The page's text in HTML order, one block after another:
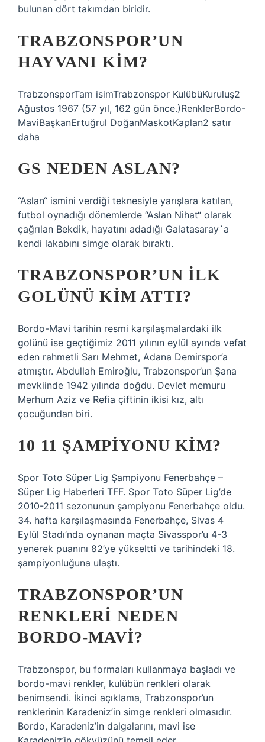
bulunan dört takımdan biridir.
TRABZONSPOR’UN
HAYVANI KIM?
TrabzonsporTam isimTrabzonspor KulübüKuruluş2
Ağustos 1967 (57 yıl, 162 gün önce.)RenklerBordo-
MaviBaşkanErtuğrul DoğanMaskotKaplan2 satır
daha
GS NEDEN ASLAN?
“Aslan“ ismini verdiği teknesiyle yarışlara katılan,
futbol oynadığı dönemlerde “Aslan Nihat“ olarak
çağrılan Bekdik, hayatını adadığı Galatasaray`a
kendi lakabını simge olarak bıraktı.
TRABZONSPOR’UN ILK
GOLÜNÜ KIM ATTI?
Bordo-Mavi tarihin resmi karşılaşmalardaki ilk
golünü ise geçtiğimiz 2011 yılının eylül ayında vefat
eden rahmetli Sarı Mehmet, Adana Demirspor’a
atmıştır. Abdullah Emiroğlu, Trabzonspor’un Şana
mevkiinde 1942 yılında doğdu. Devlet memuru
Merhum Aziz ve Refia çiftinin ikisi kız, altı
çocuğundan biri.
10 11 ŞAMPIYONU KIM?
Spor Toto Süper Lig Şampiyonu Fenerbahçe –
Süper Lig Haberleri TFF. Spor Toto Süper Lig’de
2010-2011 sezonunun şampiyonu Fenerbahçe oldu.
34. hafta karşılaşmasında Fenerbahçe, Sivas 4
Eylül Stadı’nda oynanan maçta Sivasspor’u 4-3
yenerek puanını 82’ye yükseltti ve tarihindeki 18.
şampiyonluğuna ulaştı.
TRABZONSPOR’UN
RENKLERI NEDEN
BORDO-MAVI?
Trabzonspor, bu formaları kullanmaya başladı ve
bordo-mavi renkler, kulübün renkleri olarak
benimsendi. İkinci açıklama, Trabzonspor’un
renklerinin Karadeniz’in simge renkleri olmasıdır.
Bordo, Karadeniz’in dalgalarını, mavi ise